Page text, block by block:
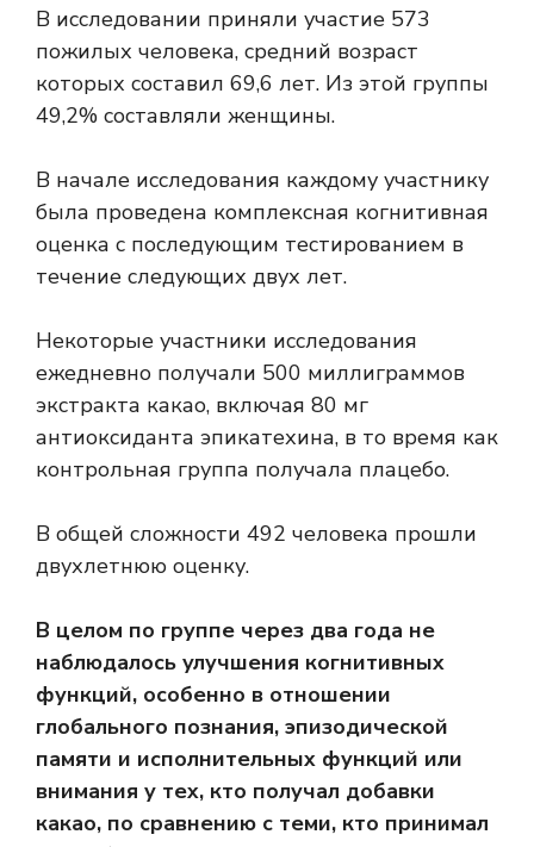
В исследовании приняли участие 573
пожилых человека, средний возраст
которых составил 69,6 лет. Из этой группы
49,2% составляли женщины.
В начале исследования каждому участнику
была проведена комплексная когнитивная
оценка с последующим тестированием в
течение следующих двух лет.
Некоторые участники исследования
ежедневно получали 500 миллиграммов
экстракта какао, включая 80 мг
антиоксиданта эпикатехина, в то время как
контрольная группа получала плацебо.
В общей сложности 492 человека прошли
двухлетнюю оценку.
В целом по группе через два года не
наблюдалось улучшения когнитивных
функций, особенно в отношении
глобального познания, эпизодической
памяти и исполнительных функций или
внимания у тех, кто получал добавки
какао, по сравнению с теми, кто принимал